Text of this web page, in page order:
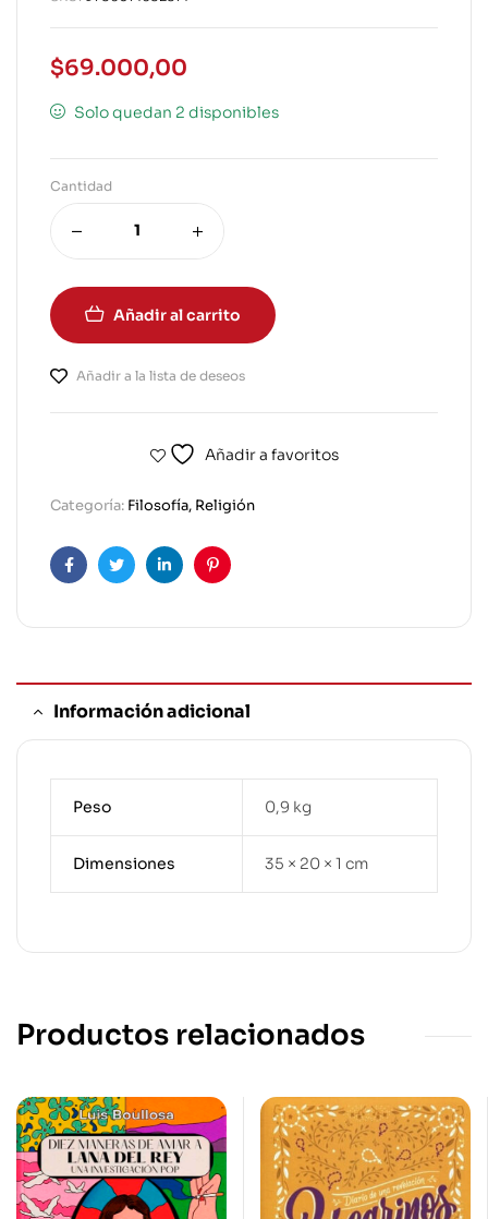
$69.000,00
Solo quedan 2 disponibles
Cantidad
Añadir al carrito
Añadir a la lista de deseos
Añadir a favoritos
Categoría: Filosofía, Religión
FacebookTwitterLinkedinPinterest
Información adicional
Peso 0,9 kg
Dimensiones 35 × 20 × 1 cm
Productos relacionados